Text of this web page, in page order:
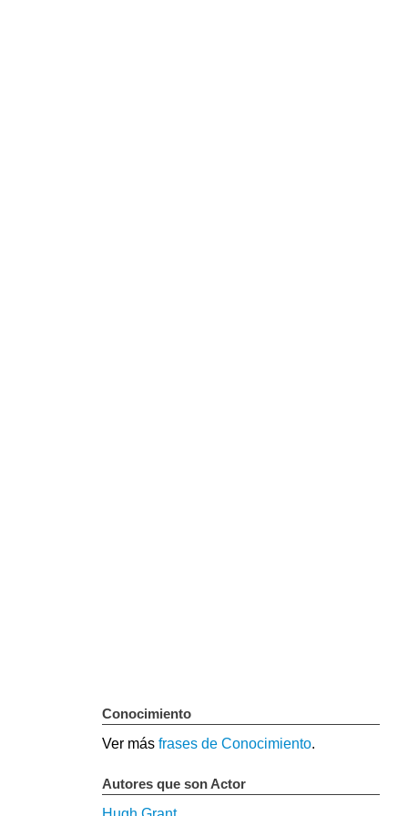
Conocimiento
Ver más frases de Conocimiento.
Autores que son Actor